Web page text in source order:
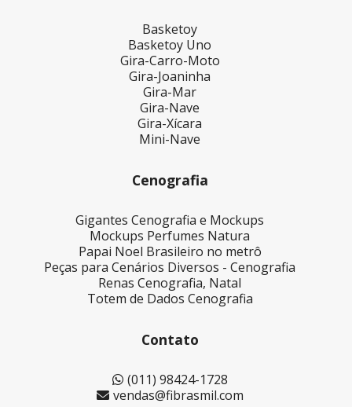
Basketoy
Basketoy Uno
Gira-Carro-Moto
Gira-Joaninha
Gira-Mar
Gira-Nave
Gira-Xícara
Mini-Nave
Cenografia
Gigantes Cenografia e Mockups
Mockups Perfumes Natura
Papai Noel Brasileiro no metrô
Peças para Cenários Diversos - Cenografia
Renas Cenografia, Natal
Totem de Dados Cenografia
Contato
(011) 98424-1728
vendas@fibrasmil.com